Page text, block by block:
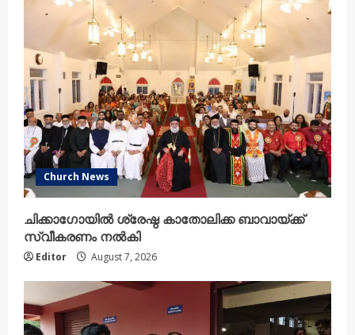
d
i
n
g
Church News
ചിക്കാഗോയിൽ ശ്രേഷ്ഠ കാതോലിക്ക ബാവായ്ക്ക്
സ്വീകരണം നൽകി
Editor August 7, 2026